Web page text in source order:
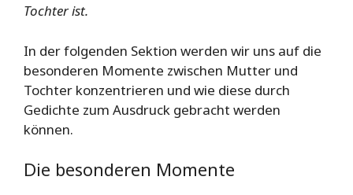
Tochter ist.
In der folgenden Sektion werden wir uns auf die
besonderen Momente zwischen Mutter und
Tochter konzentrieren und wie diese durch
Gedichte zum Ausdruck gebracht werden
können.
Die besonderen Momente